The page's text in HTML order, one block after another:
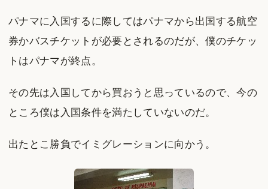
パナマに入国するに際してはパナマから出国する航空
券かバスチケットが必要とされるのだが、僕のチケッ
トはパナマが終点。
その先は入国してから買おうと思っているので、今の
ところ僕は入国条件を満たしていないのだ。
出たとこ勝負でイミグレーションに向かう。